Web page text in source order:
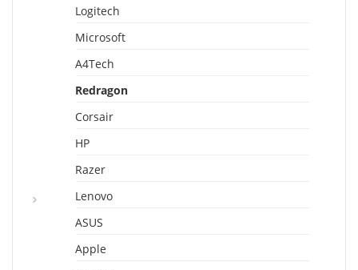
Logitech
Microsoft
A4Tech
Redragon
Corsair
HP
Razer
Lenovo
ASUS
Apple